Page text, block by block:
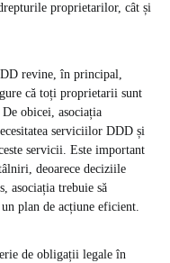
proprietarilor, cât și
revine, în principal,
că toți proprietarii sunt
obicei, asociația
serviciilor DDD și
servicii. Este important
deoarece deciziile
asociația trebuie să
plan de acțiune eficient.
de obligații legale în